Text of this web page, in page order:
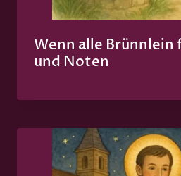
Wenn alle Brünnlein
und Noten